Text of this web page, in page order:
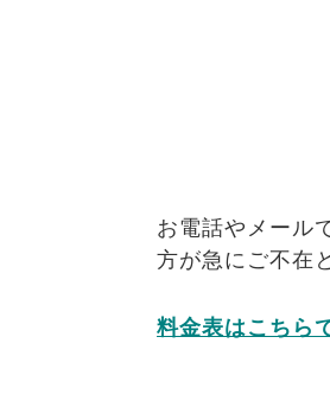
お電話やメール
方が急にご不在
料金表はこちら